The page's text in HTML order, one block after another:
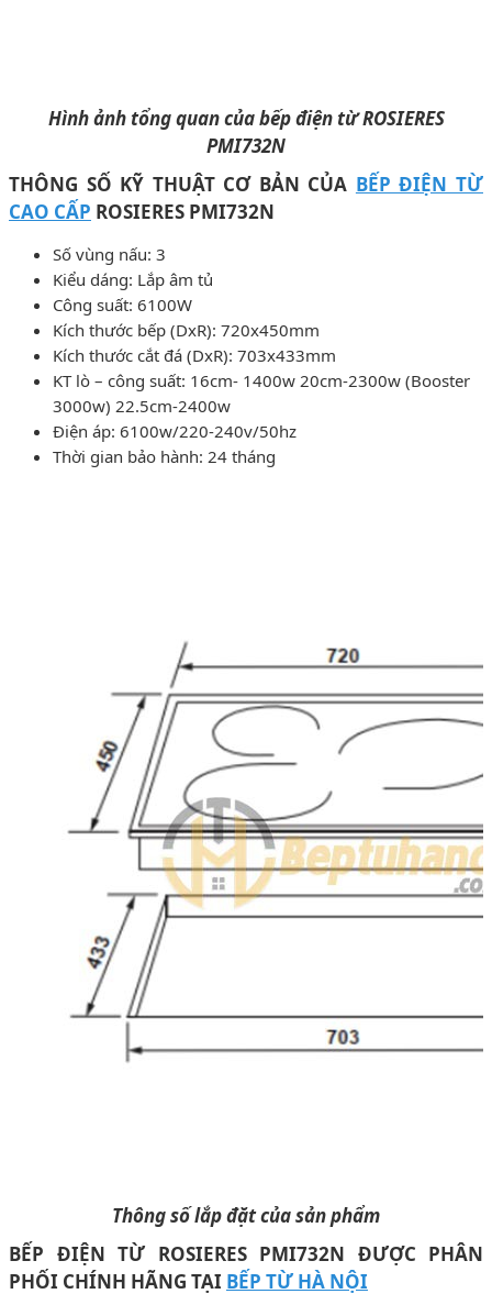
Hình ảnh tổng quan của bếp điện từ ROSIERES
PMI732N
THÔNG SỐ KỸ THUẬT CƠ BẢN CỦA BẾP ĐIỆN TỪ
CAO CẤP ROSIERES PMI732N
Số vùng nấu: 3
Kiểu dáng: Lắp âm tủ
Công suất: 6100W
Kích thước bếp (DxR): 720x450mm
Kích thước cắt đá (DxR): 703x433mm
KT lò – công suất: 16cm- 1400w 20cm-2300w (Booster
3000w) 22.5cm-2400w
Điện áp: 6100w/220-240v/50hz
Thời gian bảo hành: 24 tháng
Thông số lắp đặt của sản phẩm
BẾP ĐIỆN TỪ ROSIERES PMI732N ĐƯỢC PHÂN
PHỐI CHÍNH HÃNG TẠI BẾP TỪ HÀ NỘI